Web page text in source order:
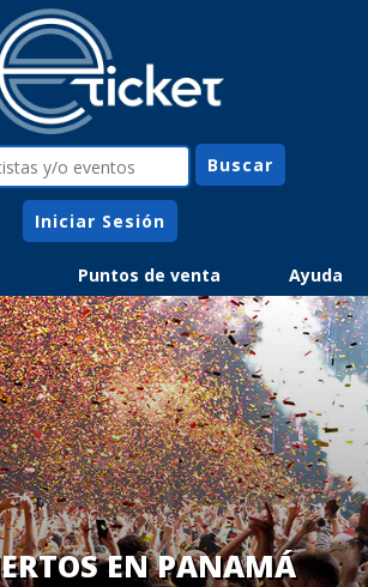
Iniciar Sesión
Puntos de venta Ayuda
EN PANAMÁ